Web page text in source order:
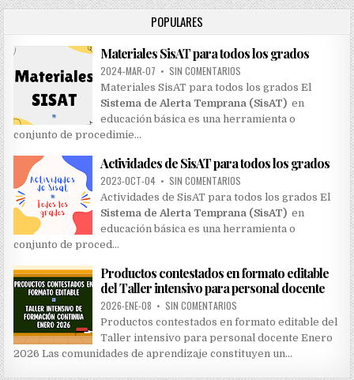
h
o
r
:
POPULARES
Materiales SisAT para todos los grados
2024-MAR-07 • SIN COMENTARIOS
Materiales SisAT para todos los grados El
Sistema de Alerta Temprana (SisAT) en
educación básica es una herramienta o
conjunto de procedimie…
Actividades de SisAT para todos los grados
2023-OCT-04 • SIN COMENTARIOS
Actividades de SisAT para todos los grados El
Sistema de Alerta Temprana (SisAT) en
educación básica es una herramienta o
conjunto de proced…
Productos contestados en formato editable
del Taller intensivo para personal docente
2026-ENE-08 • SIN COMENTARIOS
Productos contestados en formato editable del
Taller intensivo para personal docente Enero
2026 Las comunidades de aprendizaje constituyen un…